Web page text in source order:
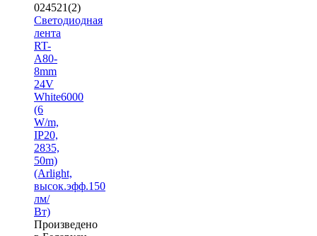
024521(2)
Светодиодная
лента
RT-
A80-
8mm
24V
White6000
(6
W/m,
IP20,
2835,
50m)
(Arlight,
высок.эфф.150
лм/
Вт)
Произведено